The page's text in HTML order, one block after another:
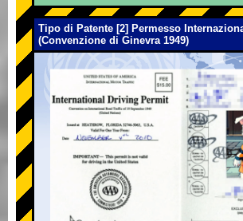
Tipo di Patente [2] Permesso
(Convenzione di Ginevra 1949)